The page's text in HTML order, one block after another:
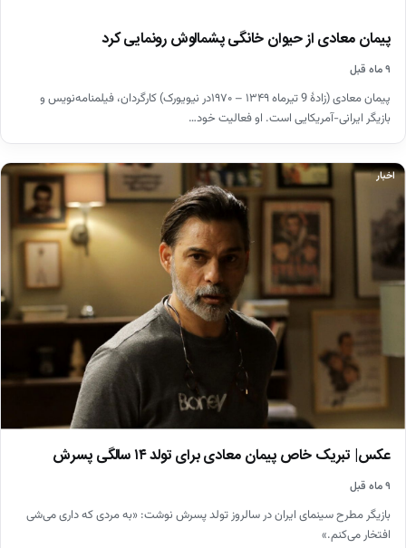
پیمان معادی از حیوان خانگی پشمالوش رونمایی کرد
۹ ماه قبل
پیمان معادی (زادهٔ 9 تیرماه ۱۳۴۹ – ۱۹۷۰در نیویورک) کارگردان، فیلمنامه‌نویس و
بازیگر ایرانی-آمریکایی است. او فعالیت خود…
اخبار
عکس| تبریک خاص پیمان معادی برای تولد ۱۴ سالگی پسرش
۹ ماه قبل
بازیگر مطرح سینمای ایران در سالروز تولد پسرش نوشت: «به مردی که داری می‌شی
افتخار می‌کنم.»